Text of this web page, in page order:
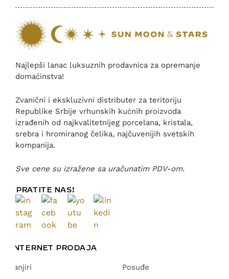
Najlepši lanac luksuznih prodavnica za opremanje
domaćinstva!
Zvanični i ekskluzivni distributer za teritoriju
Republike Srbije vrhunskih kućnih proizvoda
izrađenih od najkvalitetnijeg porcelana, kristala,
srebra i hromiranog čelika, najčuvenijih svetskih
kompanija.
Sve cene su izražene sa uračunatim PDV-om.
PRATITE NAS!
INTERNET PRODAJA
Tanjiri
Posuđe